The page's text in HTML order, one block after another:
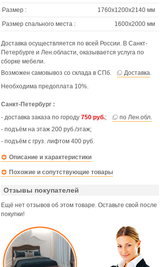
Размер :
1760х1200х2140 мм
Размер спального места :
1600х2000 мм
Доставка осуществляется по всей России. В Санкт-
Петербурге и Лен.области, оказывается услуга по
сборке мебели.
Возможен самовывоз со склада в СПб.
Доставка.
Необходима предоплата 10%.
Санкт-Петербург :
- доставка заказа по городу 750 руб.;
по Лен.обл.
- подъём на этаж 200 руб./этаж;
- подъём с груз. лифтом 400 руб.
Описание и характеристики
Похожие и сопутствующие товары
Отзывы покупателей
Ещё нет отзывов об этом товаре. Оставьте свой после
покупки!